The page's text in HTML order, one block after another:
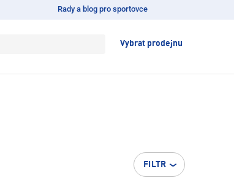
Rady a blog pro sportovce
Vybrat prodejnu
FILTR